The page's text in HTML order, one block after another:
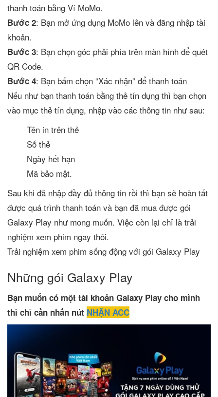
thanh toán bằng Ví MoMo.
Bước 2: Bạn mở ứng dụng MoMo lên và đăng nhập tài
khoản.
Bước 3: Bạn chọn góc phải phía trên màn hình để quét
QR Code.
Bước 4: Bạn bấm chọn “Xác nhận” để thanh toán
Nếu như bạn thanh toán bằng thẻ tín dụng thì bạn chọn
vào mục thẻ tín dụng, nhập vào các thông tin như sau:
Tên in trên thẻ
Số thẻ
Ngày hết hạn
Mã bảo mật.
Sau khi đã nhập đầy đủ thông tin rồi thì bạn sẽ hoàn tất
được quá trình thanh toán và bạn đã mua được gói
Galaxy Play như mong muốn. Việc còn lại chỉ là trải
nghiệm xem phim ngay thôi.
Trải nghiệm xem phim sống động với gói Galaxy Play
Những gói Galaxy Play
Bạn muốn có một tài khoản Galaxy Play cho mình
thì chỉ cần nhấn nút NHẬN ACC